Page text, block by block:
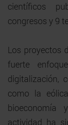
científicos
congresos y 9
Los proyectos
fuerte
digitalización,
como la
bioeconomía
actividad ha